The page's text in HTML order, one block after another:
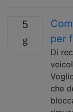
5
per
Di
che